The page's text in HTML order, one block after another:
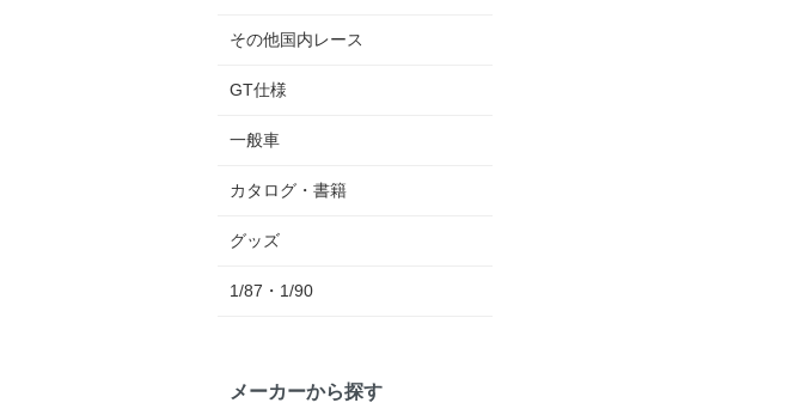
その他国内レース
GT仕様
一般車
カタログ・書籍
グッズ
1/87・1/90
メーカーから探す